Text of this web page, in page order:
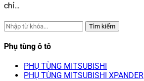
chỉ…
Tìm kiếm
Phụ tùng ô tô
PHỤ TÙNG MITSUBISHI
PHỤ TÙNG MITSUBISHI XPANDER